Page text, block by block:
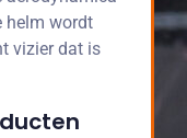
helm wordt
vizier dat is